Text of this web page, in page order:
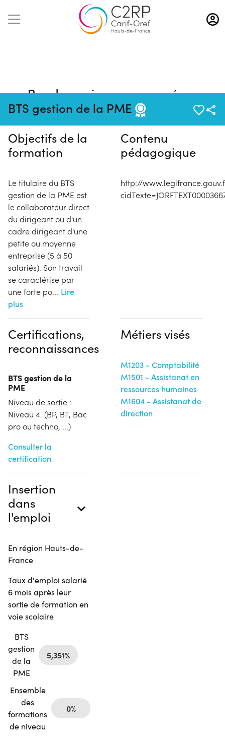
Aller
au
contenu
BTS gestion de la PME
Pas de session programmée en
ce moment
Objectifs de la
formation
Le titulaire du BTS
gestion de la PME est
le collaborateur direct
du dirigeant ou d'un
cadre dirigeant d'une
petite ou moyenne
entreprise (5 à 50
salariés). Son travail
se caractérise par
une forte po... Lire
plus
Contenu
pédagogique
http://
Certifications,
reconnaissances
BTS gestion de la
PME
Niveau de sortie :
Niveau 4. (BP, BT, Bac
pro ou techno, ...)
Consulter la
certification
Métiers visés
M1203 - Comptabilité
M1501 - Assistanat en
ressources humaines
M1604 - Assistanat de
direction
Insertion
dans
l'emploi
En région Hauts-de-
France
Taux d'emploi salarié
6 mois après leur
sortie de formation en
voie scolaire
BTS
gestion
de la
PME
5,351%
Ensemble
des
formations
de niveau
0%